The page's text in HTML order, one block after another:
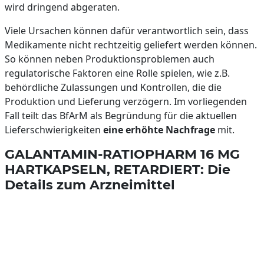
wird dringend abgeraten.
Viele Ursachen können dafür verantwortlich sein, dass
Medikamente nicht rechtzeitig geliefert werden können.
So können neben Produktionsproblemen auch
regulatorische Faktoren eine Rolle spielen, wie z.B.
behördliche Zulassungen und Kontrollen, die die
Produktion und Lieferung verzögern. Im vorliegenden
Fall teilt das BfArM als Begründung für die aktuellen
Lieferschwierigkeiten eine erhöhte Nachfrage mit.
GALANTAMIN-RATIOPHARM 16 MG
HARTKAPSELN, RETARDIERT: Die
Details zum Arzneimittel